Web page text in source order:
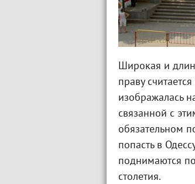
Широкая и
праву
изображалась
связанной с
обязательном
попасть в
поднимаются
столетия.